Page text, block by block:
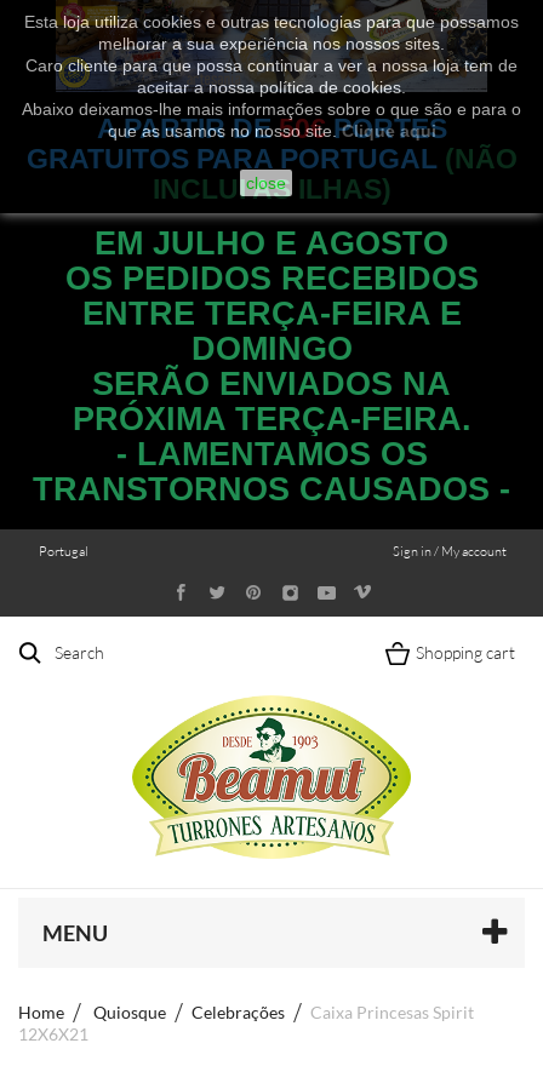
Esta loja utiliza cookies e outras tecnologias para que possamos
melhorar a sua experiência nos nossos sites.
Caro cliente para que possa continuar a ver a nossa loja tem de
aceitar a nossa política de cookies.
Abaixo deixamos-lhe mais informações sobre o que são e para o
que as usamos no nosso site.Clique aqui
close
A PARTIR DE 50€ PORTES
GRATUITOS PARA PORTUGAL (NÃO
INCLUI AS ILHAS)
EM JULHO E AGOSTO
OS PEDIDOS RECEBIDOS
ENTRE TERÇA-FEIRA E
DOMINGO
SERÃO ENVIADOS NA
PRÓXIMA TERÇA-FEIRA.
- LAMENTAMOS OS
TRANSTORNOS CAUSADOS -
Sign in / My account
Portugal
Search Shopping cart
MENU
Home Quiosque Celebrações
Caixa Princesas Spirit
12X6X21